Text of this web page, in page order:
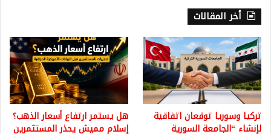
أخر المقالات
تركيا وسوريا توقعان اتفاقية
لإنشاء “الجامعة السورية
هل يستمر ارتفاع أسعار الذهب؟
إسلام مميش يحذر المستثمرين